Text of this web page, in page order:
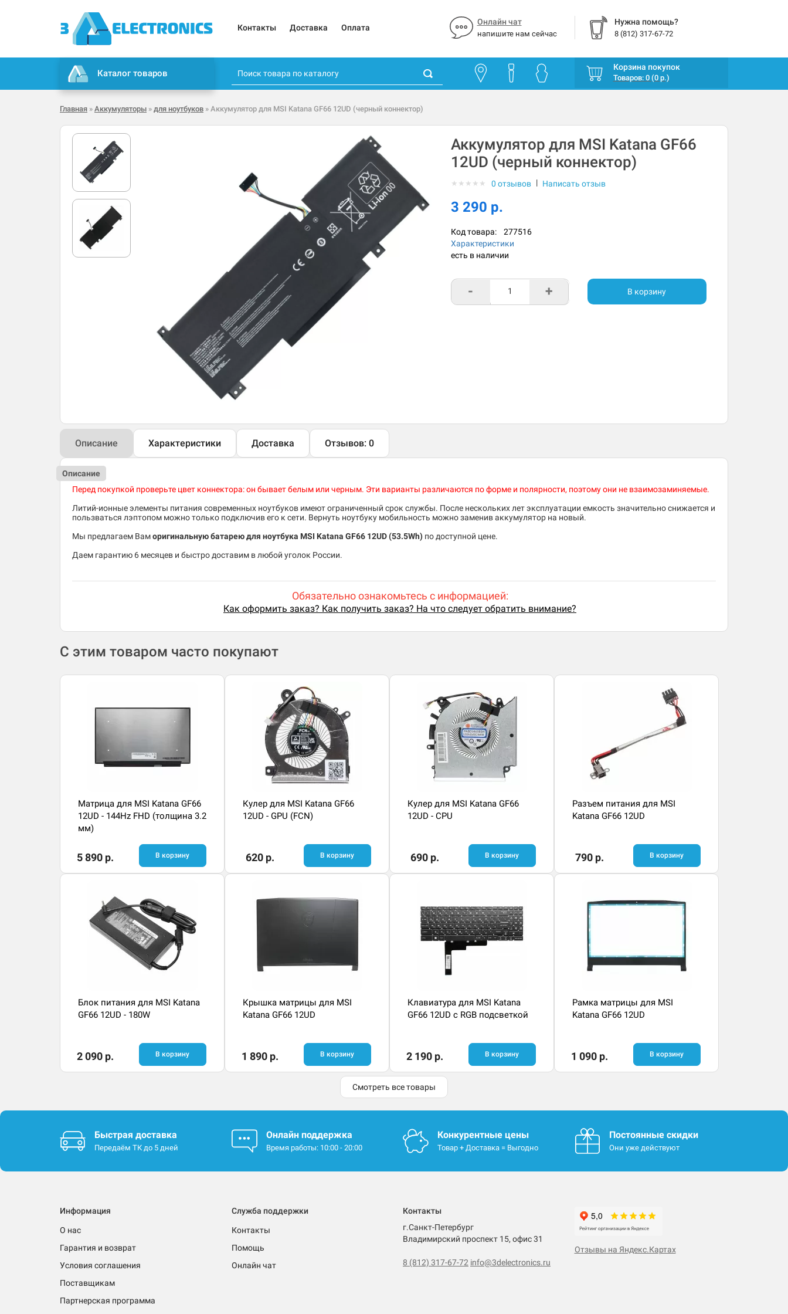
Контакты Доставка Оплата
Онлайн чат
напишите нам сейчас
Нужна помощь?
8 (812) 317-67-72
Каталог товаров
Корзина покупок
Товаров: 0 (0 р.)
Главная » Аккумуляторы » для ноутбуков » Аккумулятор для MSI Katana GF66 12UD (черный коннектор)
Аккумулятор для MSI Katana GF66
12UD (черный коннектор)
★ ★ ★ ★ ★ 0 отзывов | Написать отзыв
3 290 р.
Код товара: 277516
Характеристики
есть в наличии
- + В корзину
Описание Характеристики Доставка Отзывов: 0
Описание
Перед покупкой проверьте цвет коннектора: он бывает белым или черным. Эти варианты различаются по форме и полярности, поэтому они не взаимозаминяемые.
Литий-ионные элементы питания современных ноутбуков имеют ограниченный срок службы. После нескольких лет эксплуатации емкость значительно снижается и
пользваться лэптопом можно только подключив его к сети. Вернуть ноутбуку мобильность можно заменив аккумулятор на новый.
Мы предлагаем Ваморигинальную батарею для ноутбука MSI Katana GF66 12UD (53.5Wh) по доступной цене.
Даем гарантию 6 месяцев и быстро доставим в любой уголок России.
Обязательно ознакомьтесь с информацией:
Как оформить заказ? Как получить заказ? На что следует обратить внимание?
С этим товаром часто покупают
Матрица для MSI Katana GF66
12UD - 144Hz FHD (толщина 3.2
мм)
5 890 р. В корзину
Кулер для MSI Katana GF66
12UD - GPU (FCN)
620 р. В корзину
Кулер для MSI Katana GF66
12UD - CPU
690 р. В корзину
Разъем питания для MSI
Katana GF66 12UD
790 р. В корзину
Блок питания для MSI Katana
GF66 12UD - 180W
2 090 р. В корзину
Крышка матрицы для MSI
Katana GF66 12UD
1 890 р. В корзину
Клавиатура для MSI Katana
GF66 12UD с RGB подсветкой
2 190 р. В корзину
Рамка матрицы для MSI
Katana GF66 12UD
1 090 р. В корзину
Смотреть все товары
Быстрая доставка
Передаём ТК до 5 дней
Онлайн поддержка
Время работы: 10:00 - 20:00
Конкурентные цены
Товар + Доставка = Выгодно
Постоянные скидки
Они уже действуют
Информация
О нас
Гарантия и возврат
Условия соглашения
Поставщикам
Партнерская программа
Служба поддержки
Контакты
Помощь
Онлайн чат
Контакты
г.Санкт-Петербург
Владимирский проспект 15, офис 31
8 (812) 317-67-72 info@3delectronics.ru
Отзывы на Яндекс.Картах